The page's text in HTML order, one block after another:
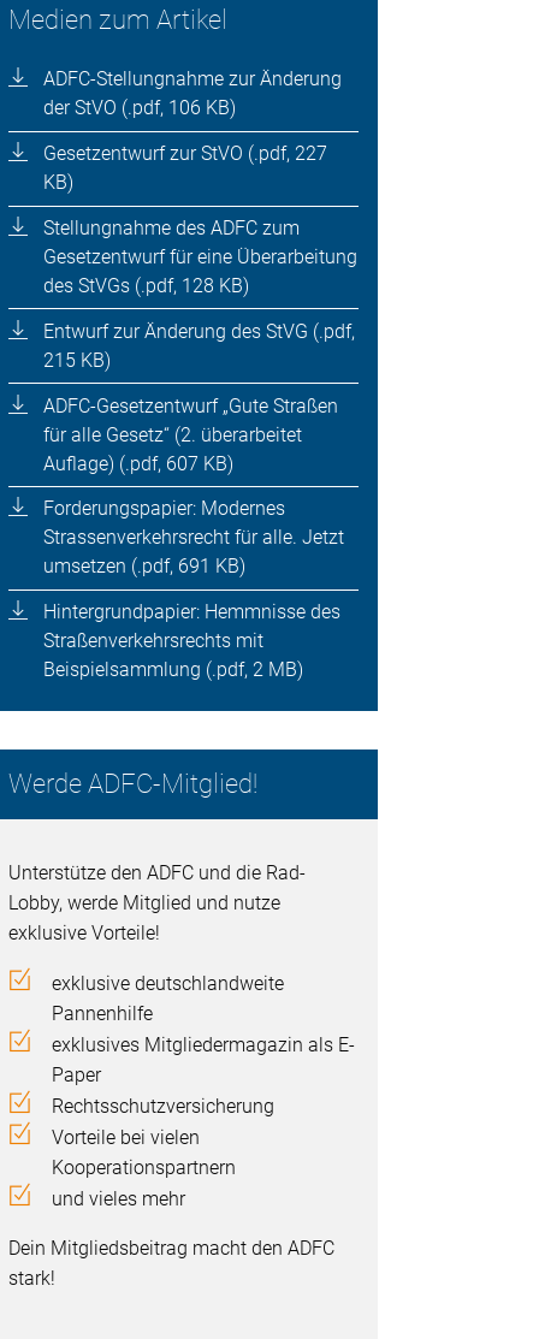
Medien zum Artikel
ADFC-Stellungnahme zur Änderung
der StVO (.pdf, 106 KB)
Gesetzentwurf zur StVO (.pdf, 227
KB)
Stellungnahme des ADFC zum
Gesetzentwurf für eine Überarbeitung
des StVGs (.pdf, 128 KB)
Entwurf zur Änderung des StVG (.pdf,
215 KB)
ADFC-Gesetzentwurf „Gute Straßen
für alle Gesetz“ (2. überarbeitet
Auflage) (.pdf, 607 KB)
Forderungspapier: Modernes
Strassenverkehrsrecht für alle. Jetzt
umsetzen (.pdf, 691 KB)
Hintergrundpapier: Hemmnisse des
Straßenverkehrsrechts mit
Beispielsammlung (.pdf, 2 MB)
Werde ADFC-Mitglied!
Unterstütze den ADFC und die Rad-
Lobby, werde Mitglied und nutze
exklusive Vorteile!
exklusive deutschlandweite
Pannenhilfe
exklusives Mitgliedermagazin als E-
Paper
Rechtsschutzversicherung
Vorteile bei vielen
Kooperationspartnern
und vieles mehr
Dein Mitgliedsbeitrag macht den ADFC
stark!